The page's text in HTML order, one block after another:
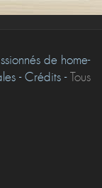
de home-
- Crédits - Tous